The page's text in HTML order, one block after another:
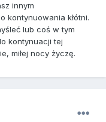
innym
kontynuowania kłótni.
lub coś w tym
kontynuacji tej
miłej nocy życzę.